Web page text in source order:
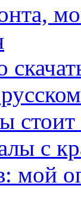
с
мой